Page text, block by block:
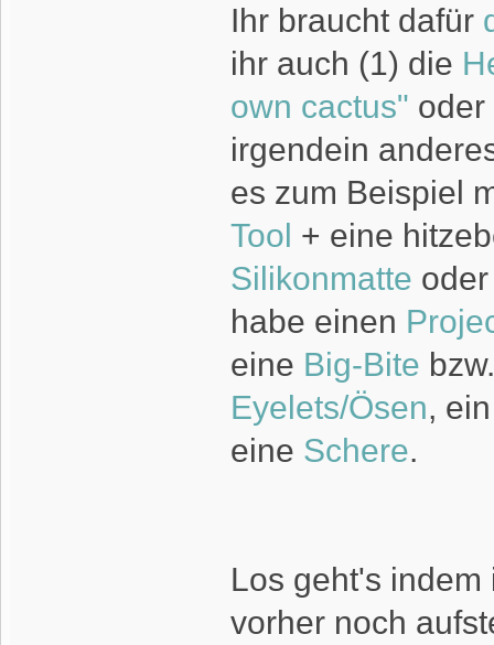
Ihr braucht dafür
ihr auch (1) die
own cactus" oder
irgendein
es zum Beispiel
Tool + eine
Silikonmatte
habe einen
eine Big-Bite
Eyelets/Ösen,
eine Schere.
Los geht's
vorher noch